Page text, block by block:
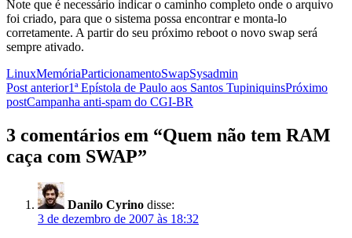
Note que é necessário indicar o caminho completo onde o arquivo
foi criado, para que o sistema possa encontrar e monta-lo
corretamente. A partir do seu próximo reboot o novo swap será
sempre ativado.
LinuxMemóriaParticionamentoSwapSysadmin
Navegação
de
posts
Post anterior1ª Epístola de Paulo aos Santos TupiniquinsPróximo
postCampanha anti-spam do CGI-BR
3 comentários em “Quem não tem RAM
caça com SWAP”
Danilo Cyrino disse:
3 de dezembro de 2007 às 18:32